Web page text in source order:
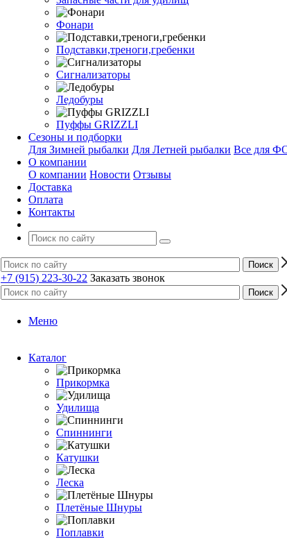
Фонари
Подставки,треноги,гребенки
Сигнализаторы
Ледобуры
Пуффы GRIZZLI
Сезоны и подборки
Для Зимней рыбалки Для Летней рыбалки Все для
О компании
О компании Новости Отзывы
Доставка
Оплата
Контакты
+7 (915) 223-30-22 Заказать звонок
Меню
Каталог
Прикормка
Удилища
Спиннинги
Катушки
Леска
Плетёные Шнуры
Поплавки